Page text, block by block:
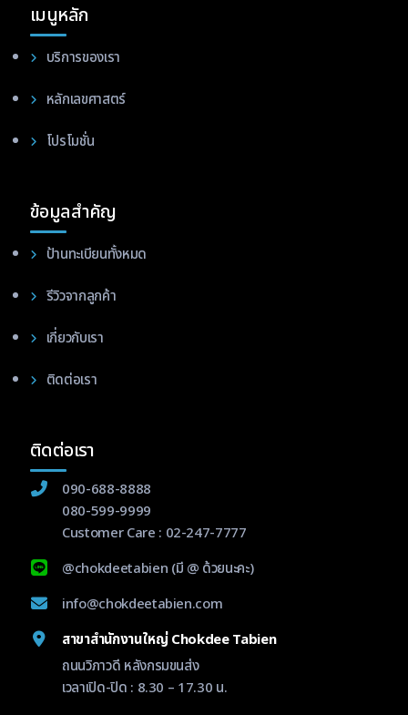
เมนูหลัก
บริการของเรา
หลักเลขศาสตร์
โปรโมชั่น
ข้อมูลสำคัญ
ป้านทะเบียนทั้งหมด
รีวิวจากลูกค้า
เกี่ยวกับเรา
ติดต่อเรา
ติดต่อเรา
090-688-8888
080-599-9999
Customer Care : 02-247-7777
@chokdeetabien (มี @ ด้วยนะคะ)
info@chokdeetabien.com
สาขาสำนักงานใหญ่ Chokdee Tabien
ถนนวิภาวดี หลังกรมขนส่ง
เวลาเปิด-ปิด : 8.30 – 17.30 น.